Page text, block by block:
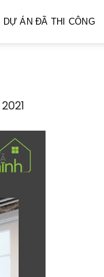
DỰ ÁN ĐÃ THI CÔNG